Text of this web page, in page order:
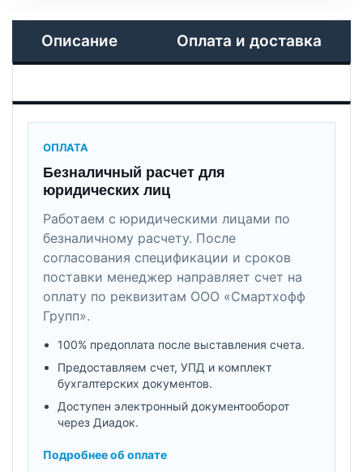
Описание Оплата и доставка
ОПЛАТА
Безналичный расчет для
юридических лиц
Работаем с юридическими лицами по
безналичному расчету. После
согласования спецификации и сроков
поставки менеджер направляет счет на
оплату по реквизитам ООО «Смартхофф
Групп».
100% предоплата после выставления счета.
Предоставляем счет, УПД и комплект
бухгалтерских документов.
Доступен электронный документооборот
через Диадок.
Подробнее об оплате